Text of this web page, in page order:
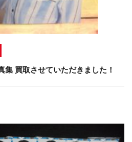
集 買取させていただきました！